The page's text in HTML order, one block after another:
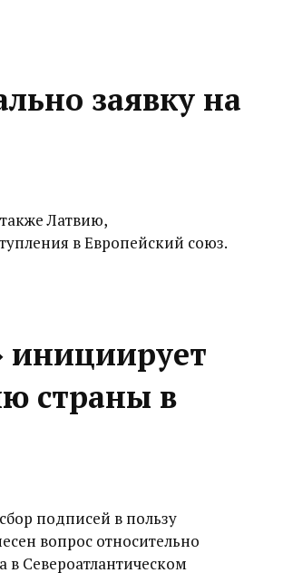
заявку на
Латвию,
в Европейский союз.
инициирует
страны в
подписей в пользу
вопрос относительно
в Североатлантическом